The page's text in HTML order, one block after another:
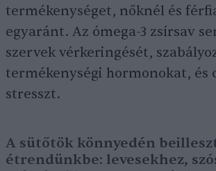
termékenységet, nőknél és
egyaránt. Az ómega-3 zsírsav
szervek vérkeringését,
termékenységi hormonokat, és
stresszt.
A sütőtök könnyedén
étrendünkbe: levesekhez,